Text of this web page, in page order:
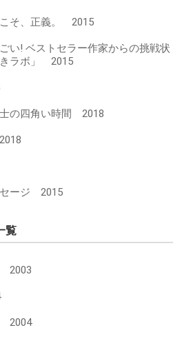
こそ、正義。 2015
い! ベストセラー作家からの挑戦状
きラボ」 2015
士の四角い時間 2018
セージ 2015
覧
2003
2004